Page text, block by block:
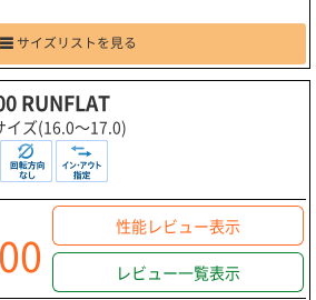
サイズリストを見る
RUNFLAT
イズ(16.0～17.0)
性能レビュー表示
レビュー一覧表示